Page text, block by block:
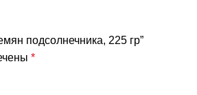
подсолнечника, 225 гр”
*